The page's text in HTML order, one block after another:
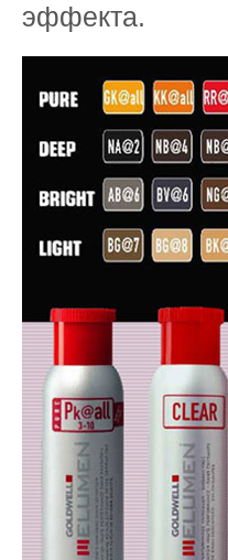
эффекта.